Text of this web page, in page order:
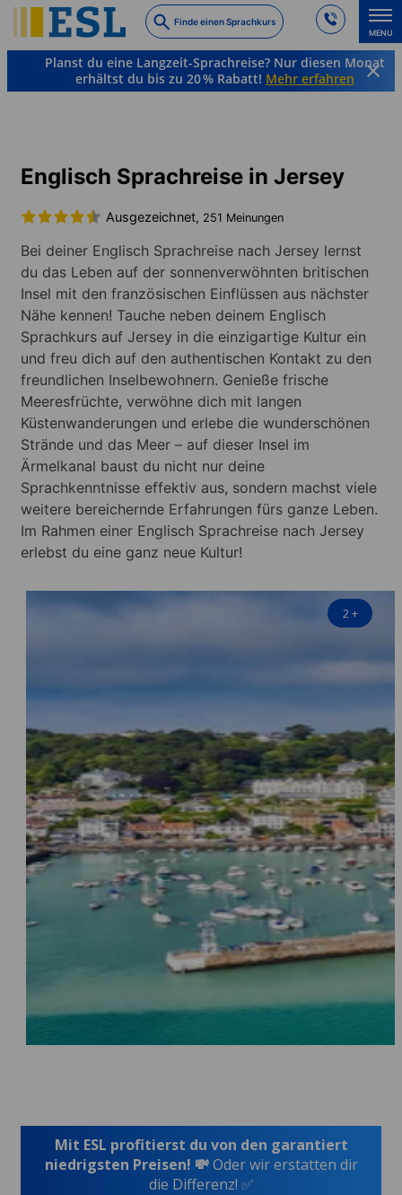
to
main
content
Finde einen Sprachkurs
MENU
Planst du eine Langzeit-Sprachreise? Nur diesen Monat
erhältst du bis zu 20 % Rabatt! Mehr erfahren
Englisch Sprachreise in Jersey
Ausgezeichnet, 251 Meinungen
Bei deiner Englisch Sprachreise nach Jersey lernst
du das Leben auf der sonnenverwöhnten britischen
Insel mit den französischen Einflüssen aus nächster
Nähe kennen! Tauche neben deinem Englisch
Sprachkurs auf Jersey in die einzigartige Kultur ein
und freu dich auf den authentischen Kontakt zu den
freundlichen Inselbewohnern. Genieße frische
Meeresfrüchte, verwöhne dich mit langen
Küstenwanderungen und erlebe die wunderschönen
Strände und das Meer – auf dieser Insel im
Ärmelkanal baust du nicht nur deine
Sprachkenntnisse effektiv aus, sondern machst viele
weitere bereichernde Erfahrungen fürs ganze Leben.
Im Rahmen einer Englisch Sprachreise nach Jersey
erlebst du eine ganz neue Kultur!
2+
Mit ESL profitierst du von den garantiert
niedrigsten Preisen! 💸Oder wir erstatten dir
die Differenz! ✅